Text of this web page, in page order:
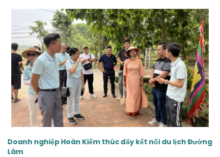
Doanh nghiệp Hoàn Kiếm thúc đẩy kết nối du lịch Đường
Lâm
‹ ›